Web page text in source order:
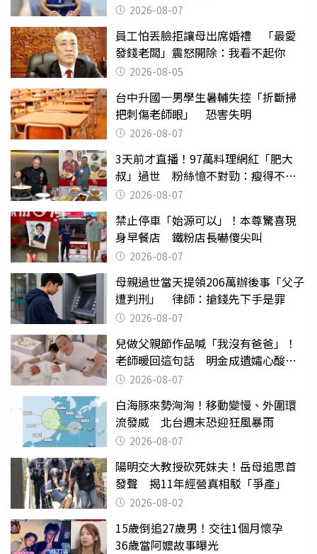
2026-08-07
員工怕丟臉拒讓母出席婚禮 「最愛
發錢老闆」震怒開除：我看不起你
2026-08-05
台中升國一男學生暑輔失控「折斷掃
把刺傷老師眼」 恐害失明
2026-08-07
3天前才直播！97萬料理網紅「肥大
叔」過世 粉絲憶不對勁：瘦得不合
理 2026-08-07
禁止停車「始源可以」！本尊驚喜現
身早餐店 鐵粉店長嚇傻尖叫
2026-08-07
母親過世當天提領206萬辦後事「父子
遭判刑」 律師：搶錢先下手是罪
2026-08-07
兒做父親節作品喊「我沒有爸爸」！
老師暖回這句話 明金成遺孀心酸惹
淚 2026-08-07
白海豚來勢洶洶！移動變慢、外圍環
流發威 北台週末恐迎狂風暴雨
2026-08-07
陽明交大教授砍死妹夫！岳母追思首
發聲 揭11年經營真相駁「爭產」
2026-08-02
15歲倒追27歲男！交往1個月懷孕
36歲當阿嬤故事曝光